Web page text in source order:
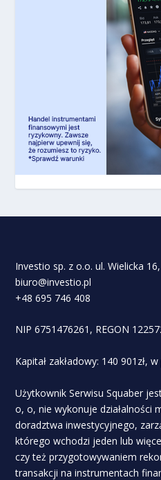
Investio sp. z o.o. ul. Wielicka
biuro@investio.pl
+48 695 746 408
NIP 6751476261, REGON
Kapitał zakładowy: 140 901zł,
Użytkownik Serwisu Squaber
o, o, nie wykonuje działalności
doradztwa inwestycyjnego,
którego wchodzi jeden lub
czy też przygotowywaniem
transakcji na instrumentach